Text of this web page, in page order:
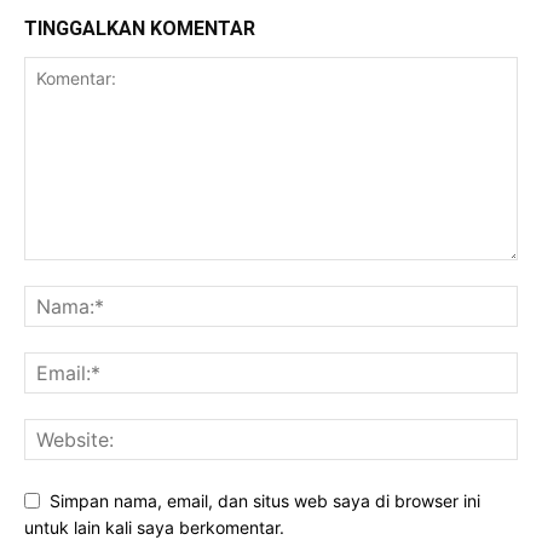
TINGGALKAN KOMENTAR
Simpan nama, email, dan situs web saya di browser ini
untuk lain kali saya berkomentar.